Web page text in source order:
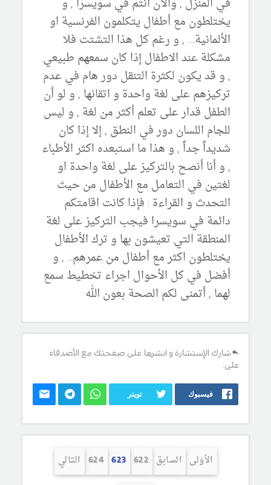
يختلطون مع أطفال يتكلمون الفرنسية او
الألمانية.... , و رغم كل هذا التشتت فلا
مشكلة عند الاطفال إذا كان سمعهم طبيعي
, و قد يكون لكثرة التنقل دور هام في عدم
تركيزهم على لغة واحدة و اتقانها , و لو أن
الطفل قدار على تعلم أكثر من لغة , و ليس
للجام اللسان دور في النطق , إلا إذا كان
شديداً جداً , و هذا ما استبعده اكثر الأطباء
, و أنا أنصح بالتركيز على لغة واحدة او
لغتين في التعامل مع الأطفال من حيث
التحدث و القراءة : فإذا كانت اقامتكم
دائمة في سويسرا فيجب التركيز على لغة
المنطقة التي تعيشون بها و ترك الأطفال
يختلطون اكثر مع أطفال من عمرهم... , و
أفضل في كل الأحوال اجراء تخطيط سمع
لهما , أتمنى لكم الصحة بعون الله
شارك الإستشارة و انشرها على صفحتك مع الأصدقاء
على:
فيسبوك تويتر
الأولى السابق 622
623
624 التالي